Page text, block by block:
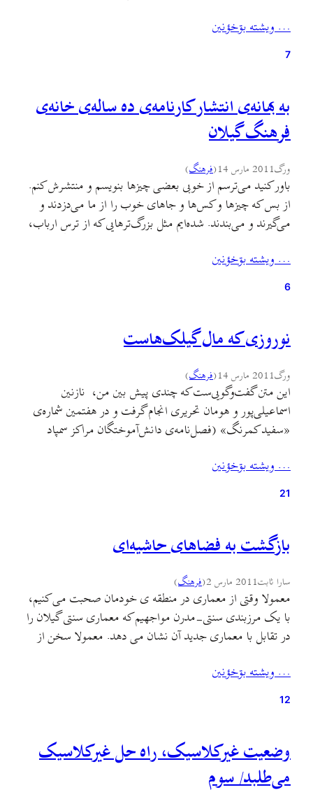
جایگاه خاصی را به خود اختصاص می‌دهد. بسیاری از مردم
وقتی…
… ويشته بۊخؤنين
7
به بهانه‌ی انتشار کارنامه‌ی ده‌ ساله‌ی خانه‌ی
فرهنگ گیلان
ورگ2011 مارس 14 (فرهنگ)
باور کنید می‌ترسم از خوبی بعضی چیزها بنویسم و منتشرش کنم.
از بس که چیزها و کس‌ها و جاهای خوب را از ما می‌دزدند و
می‌گیرند و می‌بندند. شده‌ایم مثل بزرگ‌ترهایی که از ترس ارباب،
اسمش را نبردن، از یادآوری به عزرائیل خودداری می‌کنیم.…
… ويشته بۊخؤنين
6
نوروزی که مال گیلک‌هاست
ورگ2011 مارس 14 (فرهنگ)
این متن گفت‌وگویی‌ست که چندی پیش بین من، نازنین
اسماعیلی‌‌پور و هومان تحریری انجام گرفت و در هفتمین شماره‌ی
«سفید کمرنگ» (فصل‌نامه‌ی دانش‌آموختگان مراکز سمپاد
این متن متعلق به تحریریه‌ سفید کمرنگ است، نه ورگ.
نوروزبل چه مراسمی است و پیشینه و نقش…
… ويشته بۊخؤنين
21
بازگشت به فضاهای حاشیه‌ای
سارا ثابت2011 مارس 2 (فرهنگ)
معمولا وقتی از معماری در منطقه ی خودمان صحبت می کنیم،
با یک مرزبندی سنتی-مدرن مواجهیم که معماری سنتی گیلان را
در تقابل با معماری جدید آن نشان می دهد. معمولا سخن از
معماری مدرن در بهره گیری از این میراث. متهم اصلی…
… ويشته بۊخؤنين
12
وضعیت غیرکلاسیک، راه حل غیرکلاسیک
می‌طلبد/ سوم